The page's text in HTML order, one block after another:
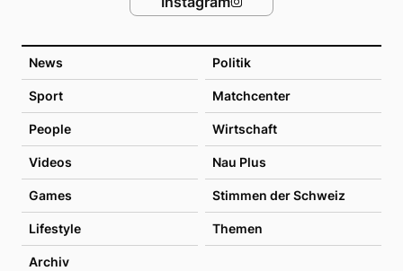
News Politik
Sport Matchcenter
People Wirtschaft
Videos Nau Plus
Games Stimmen der Schweiz
Lifestyle Themen
Archiv